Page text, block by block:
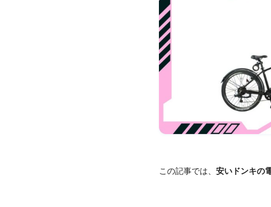
この記事では、 安いドンキの